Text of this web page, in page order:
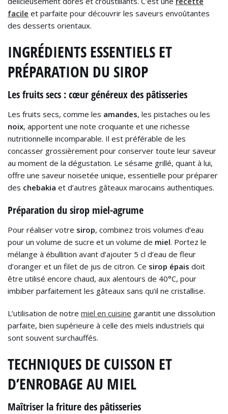
facile et parfaite pour découvrir les saveurs envoûtantes
des desserts orientaux.
INGRÉDIENTS ESSENTIELS ET
PRÉPARATION DU SIROP
Les fruits secs : cœur généreux des pâtisseries
Les fruits secs, comme les amandes, les pistaches ou les
noix, apportent une note croquante et une richesse
nutritionnelle incomparable. Il est préférable de les
concasser grossièrement pour conserver toute leur saveur
au moment de la dégustation. Le sésame grillé, quant à lui,
offre une saveur noisetée unique, essentielle pour préparer
des chebakia et d’autres gâteaux marocains authentiques.
Préparation du sirop miel-agrume
Pour réaliser votre sirop, combinez trois volumes d’eau
pour un volume de sucre et un volume de miel. Portez le
mélange à ébullition avant d’ajouter 5 cl d’eau de fleur
d’oranger et un filet de jus de citron. Ce sirop épais doit
être utilisé encore chaud, aux alentours de 40°C, pour
imbiber parfaitement les gâteaux sans qu’il ne cristallise.
L’utilisation de notre miel en cuisine garantit une dissolution
parfaite, bien supérieure à celle des miels industriels qui
sont souvent surchauffés.
TECHNIQUES DE CUISSON ET
D’ENROBAGE AU MIEL
Maîtriser la friture des pâtisseries